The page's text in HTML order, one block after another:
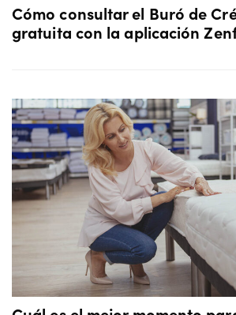
Cómo consultar el Buró de
gratuita con la aplicación